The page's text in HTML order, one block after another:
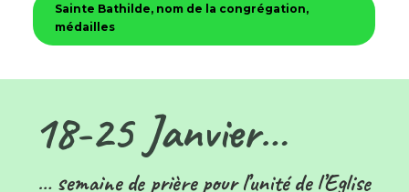
Sainte Bathilde, nom de la congrégation,
médailles
18-25 Janvier…
… semaine de prière pour l’unité de l’Eglise